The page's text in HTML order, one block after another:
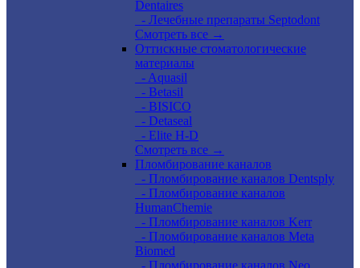
Dentaires
- Лечебные препараты Septodont
Смотреть все →
Оттискные стоматологические
материалы
- Aquasil
- Betasil
- BISICO
- Detaseal
- Elite H-D
Смотреть все →
Пломбирование каналов
- Пломбирование каналов Dentsply
- Пломбирование каналов
HumanChemie
- Пломбирование каналов Kerr
- Пломбирование каналов Meta
Biomed
- Пломбирование каналов Neo